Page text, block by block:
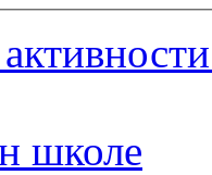
школе